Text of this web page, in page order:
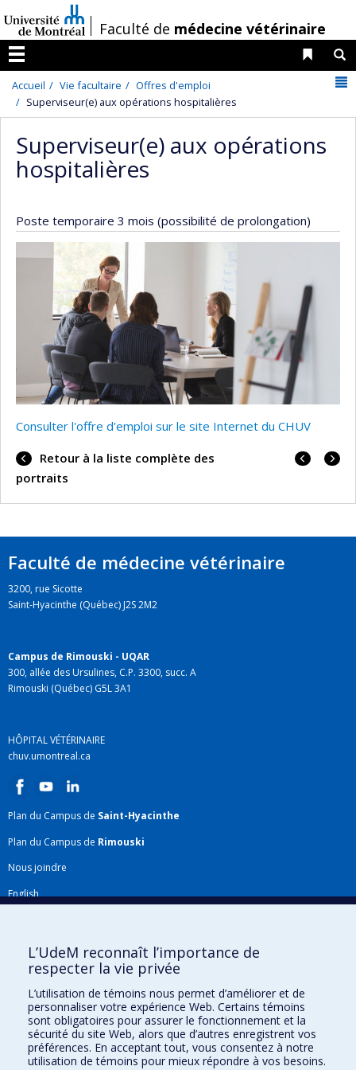
au
contenu
/Faculté de médecine vétérinaire
Menu
Liens
Accueil Vie facultaire
Offres d'emploi
Superviseur(e) aux opérations hospitalières
Superviseur(e) aux opérations
hospitalières
Poste temporaire 3 mois (possibilité de prolongation)
Consulter l'offre d'emploi sur le site Internet du CHUV
Retour à la liste complète des
portraits
Faculté de médecine vétérinaire
3200, rue Sicotte
Saint-Hyacinthe (Québec) J2S 2M2
Campus de Rimouski - UQAR
300, allée des Ursulines, C.P. 3300, succ. A
Rimouski (Québec) G5L 3A1
HÔPITAL VÉTÉRINAIRE
chuv.umontreal.ca
Plan du Campus de Saint-Hyacinthe
Plan du Campus de Rimouski
Nous joindre
English
Plan du site
Accessibilité
Gabarits et image de marque
Agenda FMV & calendrier académique
La Faculté de médecine vétérinaire de l'Université de Montréal détient
l'agrément complet de l'AVMAet est membre de l'AAVMC.
L’UdeM reconnaît l’importance de
respecter la vie privée
L’utilisation de témoins nous permet d’améliorer et de
personnaliser votre expérience Web. Certains témoins
sont obligatoires pour assurer le fonctionnement et la
sécurité du site Web, alors que d’autres enregistrent vos
préférences. En acceptant tout, vous consentez à notre
utilisation de témoins pour mieux répondre à vos besoins.